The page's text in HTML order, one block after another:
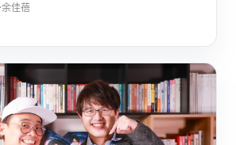
余佳蓓